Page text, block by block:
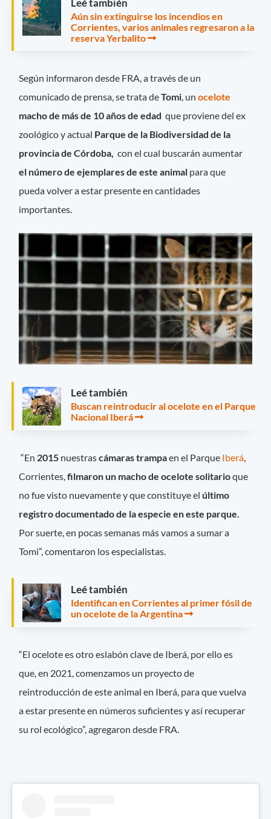
Leé también
Aún sin extinguirse los incendios en
Corrientes, varios animales regresaron a la
reserva Yerbalito
Según informaron desde FRA, a través de un
comunicado de prensa, se trata deTomi, unocelote
macho de más de 10 años de edad que proviene del ex
zoológico y actual Parque de la Biodiversidad de la
provincia de Córdoba, con el cual buscarán aumentar
el número de ejemplares de este animal para que
pueda volver a estar presente en cantidades
importantes.
Leé también
Buscan reintroducir al ocelote en el Parque
Nacional Iberá
“En 2015 nuestrascámaras trampaen el Parque Iberá,
Corrientes,filmaron un macho de ocelote solitarioque
no fue visto nuevamente y que constituye el último
registro documentado de la especie en este parque.
Por suerte, en pocas semanas más vamos a sumar a
Tomi”, comentaron los especialistas.
Leé también
Identifican en Corrientes al primer fósil de
un ocelote de la Argentina
“El ocelote es otro eslabón clave de Iberá, por ello es
que, en 2021, comenzamos un proyecto de
reintroducción de este animal en Iberá, para que vuelva
a estar presente en números suficientes y así recuperar
su rol ecológico”, agregaron desde FRA.